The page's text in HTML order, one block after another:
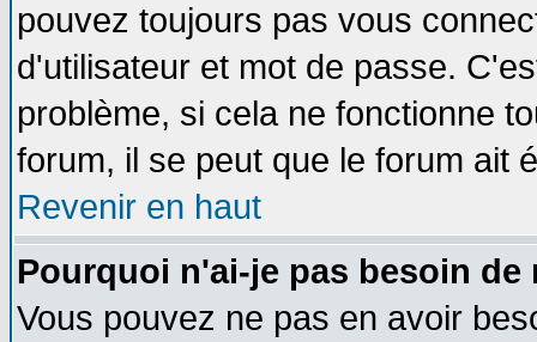
pouvez toujours pas vous
d'utilisateur et mot de passe.
problème, si cela ne fonctionne
forum, il se peut que le forum ait
Revenir en haut
Pourquoi n'ai-je pas besoin de
Vous pouvez ne pas en avoir